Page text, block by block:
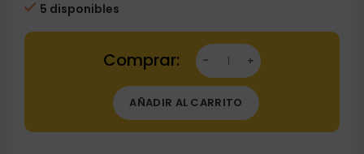
5 disponibles
Cañas Hybrid Fit Gear Blanca Giratoria Talla
AÑADIR AL CARRITO